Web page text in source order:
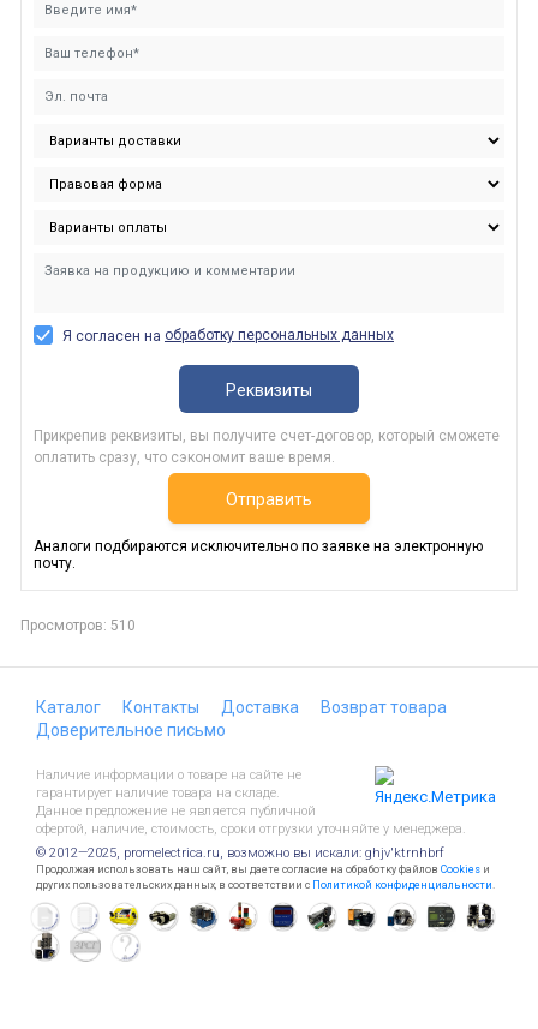
Я согласен на обработку персональных данных
Реквизиты
Прикрепив реквизиты, вы получите счет-договор, который сможете
оплатить сразу, что сэкономит ваше время.
Отправить
Аналоги подбираются исключительно по заявке на электронную
почту.
Просмотров: 510
Каталог Контакты Доставка
Возврат товара
Доверительное письмо
Наличие информации о товаре на сайте не
гарантирует наличие товара на складе.
Данное предложение не является публичной
офертой, наличие, стоимость, сроки отгрузки уточняйте у менеджера.
© 2012—2025, promelectrica.ru, возможно вы искали: ghjv'ktrnhbrf
Продолжая использовать наш сайт, вы даете согласие на обработку файлов Cookies и
других пользовательских данных, в соответствии с Политикой конфиденциальности.